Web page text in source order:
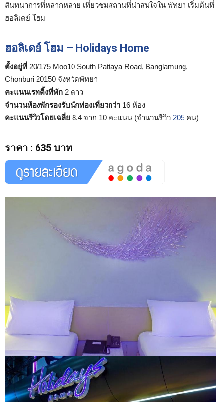
สันทนาการที่หลากหลาย เที่ยวชมสถานที่น่าสนใจใน พัทยา เริ่มต้นที่
ฮอลิเดย์ โฮม
ฮอลิเดย์ โฮม – Holidays Home
ตั้งอยู่ที่ 20/175 Moo10 South Pattaya Road, Banglamung,
Chonburi 20150 จังหวัดพัทยา
คะแนนเรทติ้งที่พัก 2 ดาว
จำนวนห้องพักรองรับนักท่องเที่ยวกว่า 16 ห้อง
คะแนนรีวิวโดยเฉลี่ย 8.4 จาก 10 คะแนน (จำนวนรีวิว 205 คน)
ราคา : 635 บาท